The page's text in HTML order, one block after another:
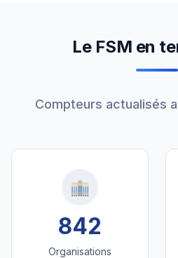
Le FSM en
Compteurs actualisés
842
Organisations